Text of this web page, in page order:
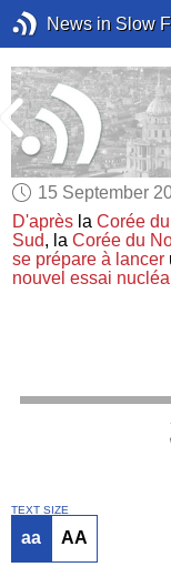
News in Slow
15 September
D'après laCorée du
Sud, laCorée du
se prépare à lancer
nouvel essai
TEXT SIZE
aa AA